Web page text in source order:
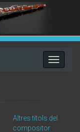
Toggle
Altres títols del
compositor